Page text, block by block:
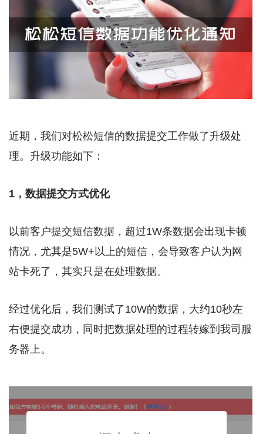
近期，我们对松松短信的数据提交工作做了升级处
理。升级功能如下：
1，数据提交方式优化
以前客户提交短信数据，超过1W条数据会出现卡顿
情况，尤其是5W+以上的短信，会导致客户认为网
站卡死了，其实只是在处理数据。
经过优化后，我们测试了10W的数据，大约10秒左
右便提交成功，同时把数据处理的过程转嫁到我司服
务器上。